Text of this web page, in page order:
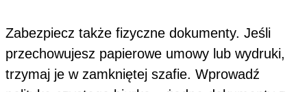
Zabezpiecz także fizyczne dokumenty. Jeśli
przechowujesz papierowe umowy lub wydruki,
trzymaj je w zamkniętej szafie. Wprowadź